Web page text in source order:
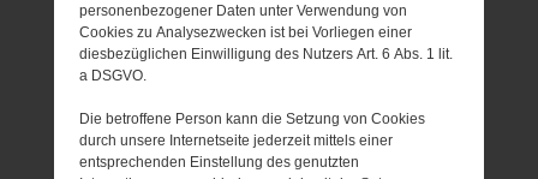
personenbezogener Daten unter Verwendung von
Cookies zu Analysezwecken ist bei Vorliegen einer
diesbezüglichen Einwilligung des Nutzers Art. 6 Abs. 1 lit.
a DSGVO.
Die betroffene Person kann die Setzung von Cookies
durch unsere Internetseite jederzeit mittels einer
entsprechenden Einstellung des genutzten